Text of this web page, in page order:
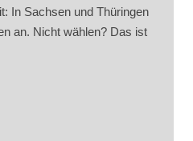
In Sachsen und Thüringen
an. Nicht wählen? Das ist